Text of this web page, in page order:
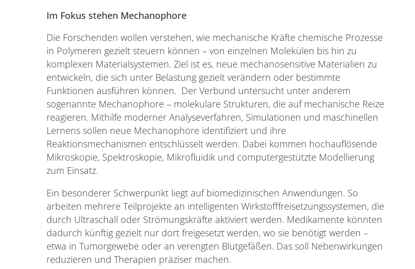
Im Fokus stehen Mechanophore
Die Forschenden wollen verstehen, wie mechanische Kräfte chemische Prozesse
in Polymeren gezielt steuern können – von einzelnen Molekülen bis hin zu
komplexen Materialsystemen. Ziel ist es, neue mechanosensitive Materialien zu
entwickeln, die sich unter Belastung gezielt verändern oder bestimmte
Funktionen ausführen können. Der Verbund untersucht unter anderem
sogenannte Mechanophore – molekulare Strukturen, die auf mechanische Reize
reagieren. Mithilfe moderner Analyseverfahren, Simulationen und maschinellen
Lernens sollen neue Mechanophore identifiziert und ihre
Reaktionsmechanismen entschlüsselt werden. Dabei kommen hochauflösende
Mikroskopie, Spektroskopie, Mikrofluidik und computergestützte Modellierung
zum Einsatz.
Ein besonderer Schwerpunkt liegt auf biomedizinischen Anwendungen. So
arbeiten mehrere Teilprojekte an intelligenten Wirkstofffreisetzungssystemen, die
durch Ultraschall oder Strömungskräfte aktiviert werden. Medikamente könnten
dadurch künftig gezielt nur dort freigesetzt werden, wo sie benötigt werden –
etwa in Tumorgewebe oder an verengten Blutgefäßen. Das soll Nebenwirkungen
reduzieren und Therapien präziser machen.